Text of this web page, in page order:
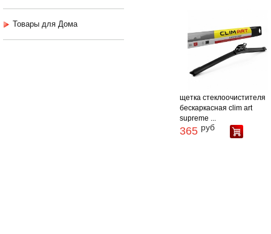
Товары для Дома
щетка стеклоочистителя
бескаркасная clim art
supreme ...
365 руб